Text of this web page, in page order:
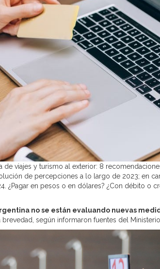
de viajes y turismo al exterior: 8
de percepciones a lo largo de 2023; en
¿Pagar en pesos o en dólares? ¿Con débito o
no se están evaluando nuevas
según informaron fuentes del